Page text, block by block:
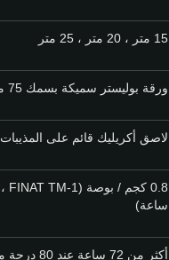
15 متر ، 20 متر ، 25 متر
ورقة بوليستر سميكة بسمك 75 ميكرومتر
لاصق أكريليك قائم على المذيبات
ساعة)